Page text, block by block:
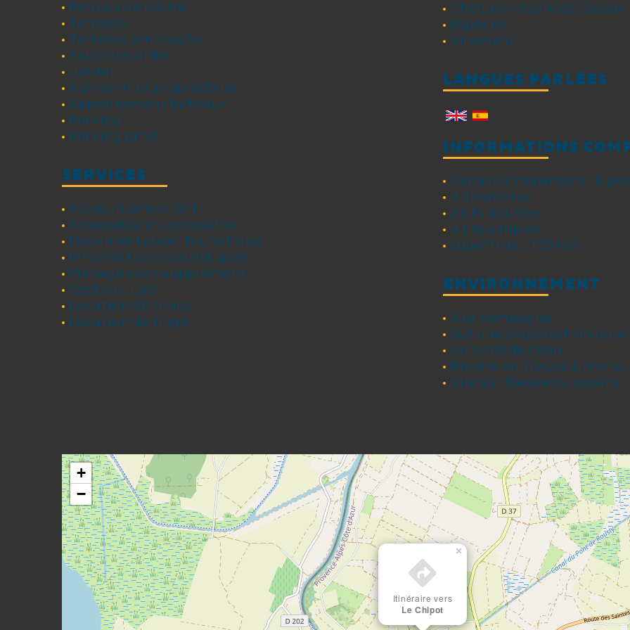
Ponton de pêche
Terrasse
Terrasse ombragée
Salon de jardin
Jardin
A proximité propriétaire
Appontement bateaux
Parking
Parking privé
SERVICES
Accès Internet Wifi
Accessible en poussette
Documentation Touristique
Informations touristiques
Ménage avec supplément
Gestion libre
Location de draps
Location de linge
Chèque-Vacances Classic
Espèces
Virement
LANGUES PARLÉES
INFORMATIONS
Capacité maximum : 8
4 chambres
2 lits doubles
4 lits simples
superficie : 120 m2
ENVIRONNEMENT
A la campagne
Sur une exploitation
Au bord de l'eau
Rivière ou fleuve à moins
Vue sur fleuve ou rivière
Itinéraire vers
Le Chipot
×
+
−